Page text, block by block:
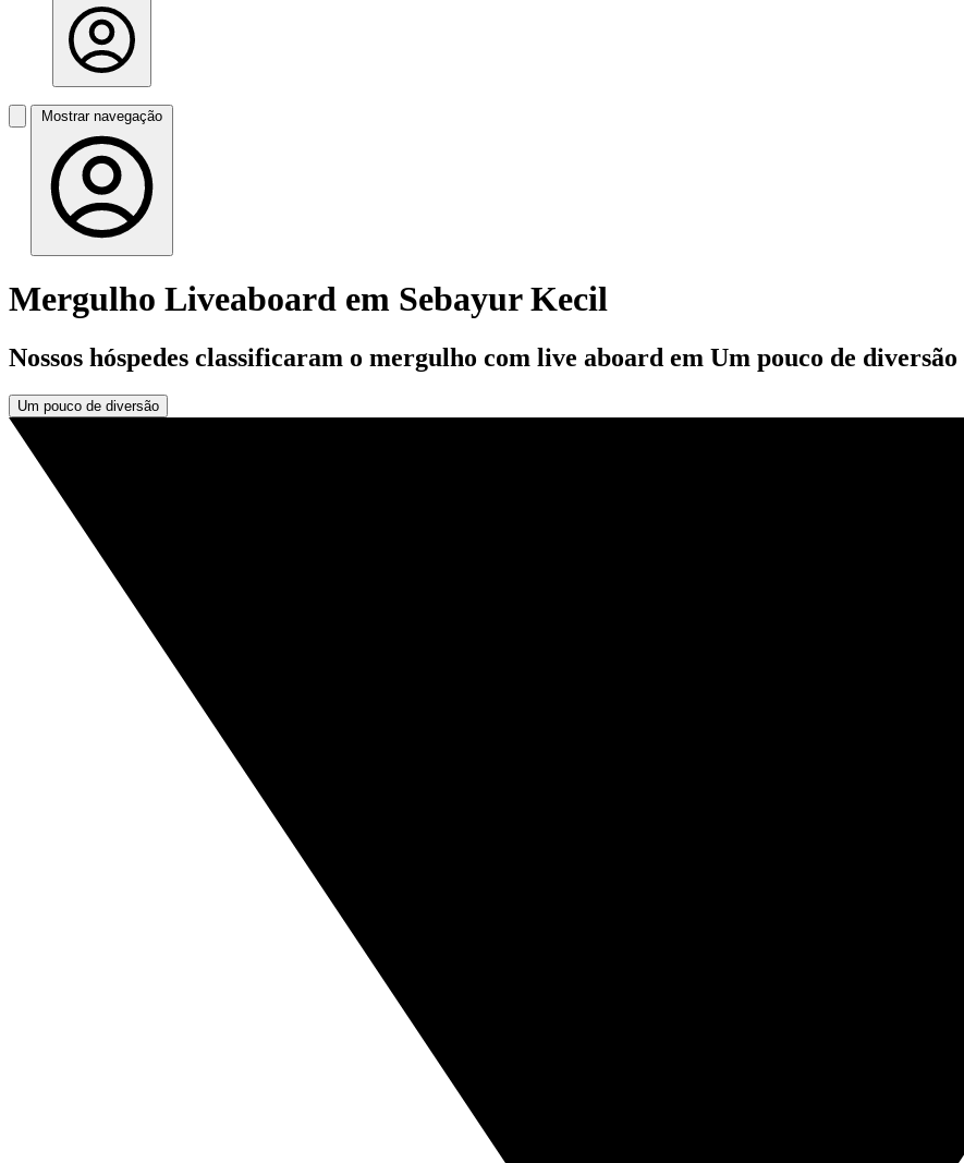
Mostrar navegação
Mergulho Liveaboard em Sebayur Kecil
Nossos hóspedes classificaram o mergulho com live aboard em Um pouco de diversão
Um pouco de diversão